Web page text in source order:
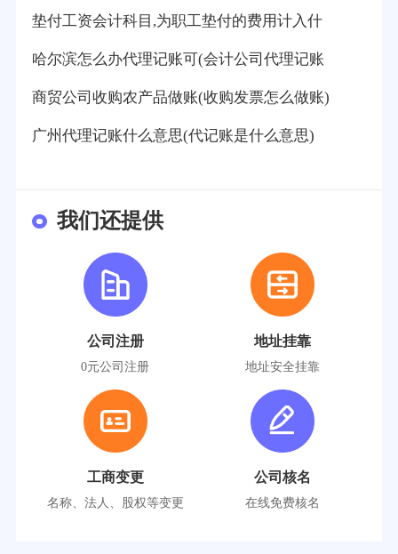
垫付工资会计科目,为职工垫付的费用计入什
哈尔滨怎么办代理记账可(会计公司代理记账
商贸公司收购农产品做账(收购发票怎么做账)
广州代理记账什么意思(代记账是什么意思)
我们还提供
公司注册
0元公司注册
地址挂靠
地址安全挂靠
工商变更
名称、法人、股权等变更
公司核名
在线免费核名